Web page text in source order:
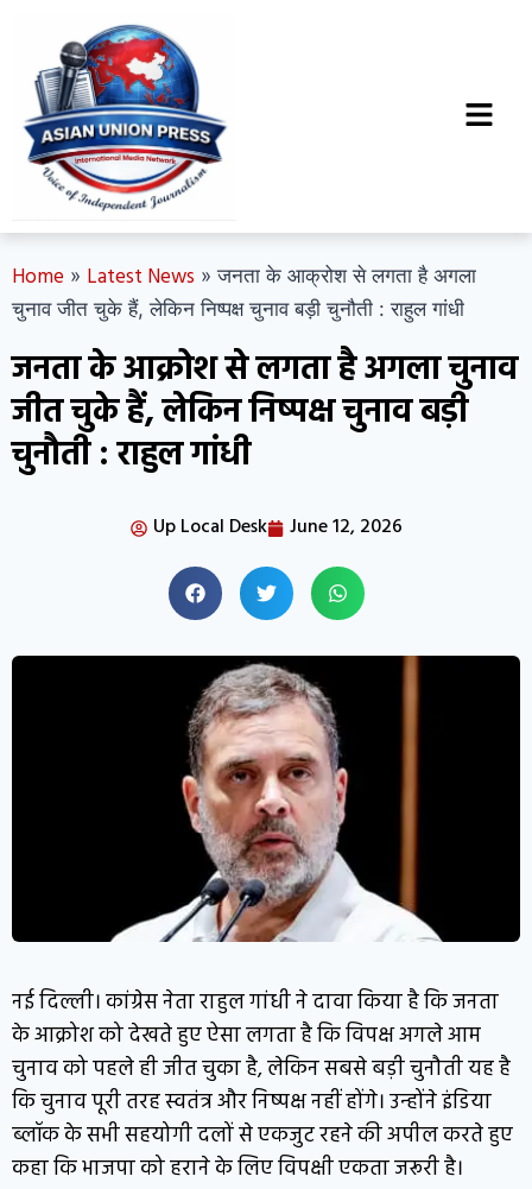
Home » Latest News » जनता के आक्रोश से लगता है अगला
चुनाव जीत चुके हैं, लेकिन निष्पक्ष चुनाव बड़ी चुनौती : राहुल गांधी
जनता के आक्रोश से लगता है अगला चुनाव
जीत चुके हैं, लेकिन निष्पक्ष चुनाव बड़ी
चुनौती : राहुल गांधी
Up Local Desk June 12, 2026
नई दिल्ली। कांग्रेस नेता राहुल गांधी ने दावा किया है कि जनता
के आक्रोश को देखते हुए ऐसा लगता है कि विपक्ष अगले आम
चुनाव को पहले ही जीत चुका है, लेकिन सबसे बड़ी चुनौती यह है
कि चुनाव पूरी तरह स्वतंत्र और निष्पक्ष नहीं होंगे। उन्होंने इंडिया
ब्लॉक के सभी सहयोगी दलों से एकजुट रहने की अपील करते हुए
कहा कि भाजपा को हराने के लिए विपक्षी एकता जरूरी है।